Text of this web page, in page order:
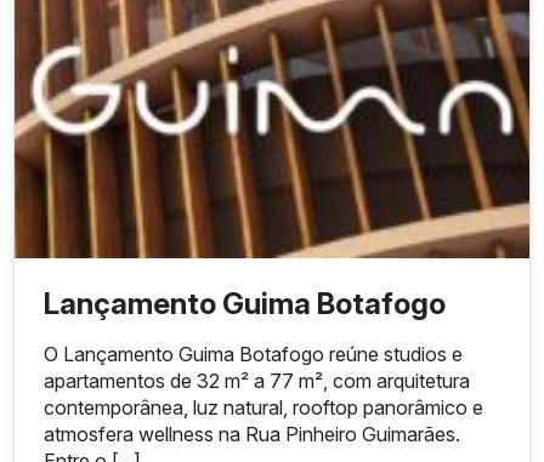
Lançamento Guima Botafogo
O Lançamento Guima Botafogo reúne studios e
apartamentos de 32 m² a 77 m², com arquitetura
contemporânea, luz natural, rooftop panorâmico e
atmosfera wellness na Rua Pinheiro Guimarães.